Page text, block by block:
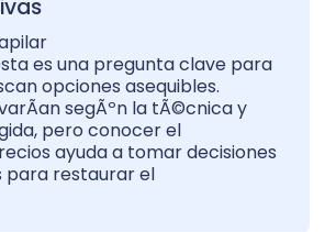
es una pregunta clave para
opciones asequibles.
segÃºn la tÃ©cnica y
pero conocer el
ayuda a tomar decisiones
para restaurar el